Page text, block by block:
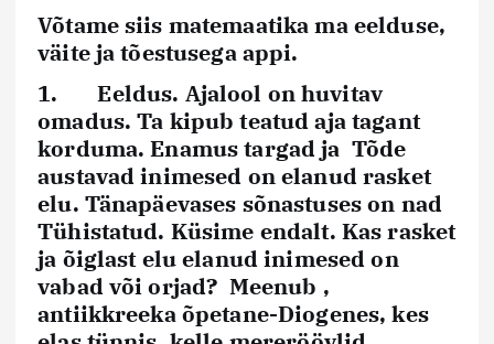
Võtame siis matemaatika ma eelduse,
väite ja tõestusega appi.
1.Eeldus. Ajalool on huvitav
omadus. Ta kipub teatud aja tagant
korduma. Enamus targad ja Tõde
austavad inimesed on elanud rasket
elu. Tänapäevases sõnastuses on nad
Tühistatud. Küsime endalt. Kas rasket
ja õiglast elu elanud inimesed on
vabad või orjad? Meenub ,
antiikkreekaõpetane-Diogenes, kes